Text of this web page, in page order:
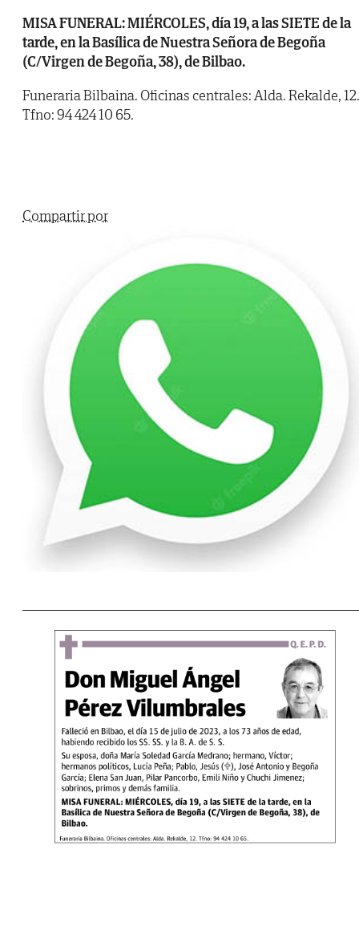
MISA FUNERAL: MIÉRCOLES, día 19, a las SIETE de la
tarde, en la Basílica de Nuestra Señora de Begoña
(C/Virgen de Begoña, 38), de Bilbao.
Funeraria Bilbaina. Oficinas centrales: Alda. Rekalde, 12.
Tfno: 94 424 10 65.
Compartir por